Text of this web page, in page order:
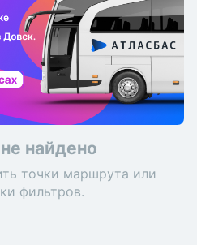
найдено
точки маршрута или
фильтров.